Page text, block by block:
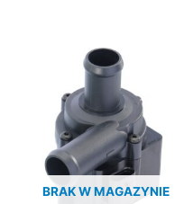
BRAK W MAGAZYNIE